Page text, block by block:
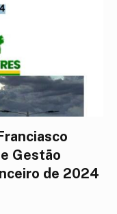
Gestão
de 2024